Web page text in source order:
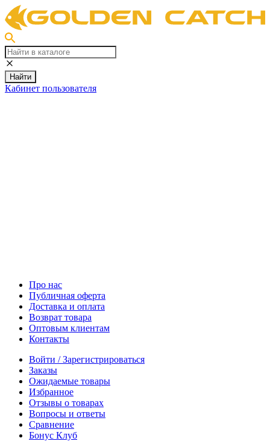
Найти
Кабинет пользователя
Про нас
Публичная оферта
Доставка и оплата
Возврат товара
Оптовым клиентам
Контакты
Войти / Зарегистрироваться
Заказы
Ожидаемые товары
Избранное
Отзывы о товарах
Вопросы и ответы
Сравнение
Бонус Клуб